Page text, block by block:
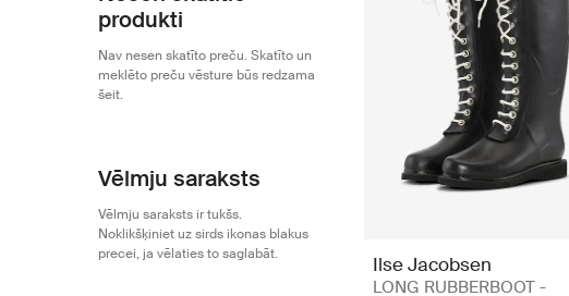
produkti
Nav nesen skatīto preču. Skatīto un
meklēto preču vēsture būs redzama
šeit.
Vēlmju saraksts
Vēlmju saraksts ir tukšs.
Noklikšķiniet uz sirds ikonas blakus
precei, ja vēlaties to saglabāt.
Ilse Jacobsen
LONG RUBBERBOOT -